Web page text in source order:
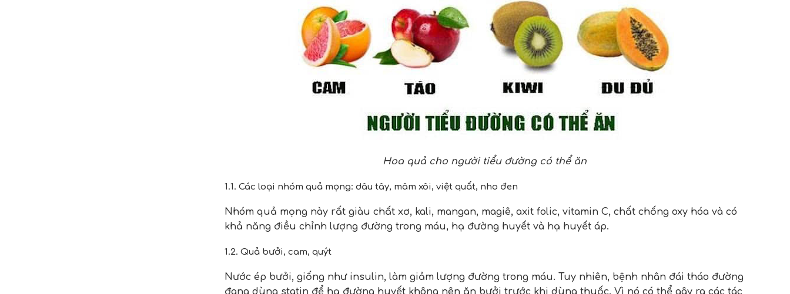
Hoa quả cho người tiểu đường có thể ăn
1.1. Các loại nhóm quả mọng: dâu tây, mâm xôi, việt quất, nho đen
Nhóm quả mọng này rất giàu chất xơ, kali, mangan, magiê, axit folic, vitamin C, chất chống oxy hóa và có
khả năng điều chỉnh lượng đường trong máu, hạ đường huyết và hạ huyết áp.
1.2. Quả bưởi, cam, quýt
Nước ép bưởi, giống như insulin, làm giảm lượng đường trong máu. Tuy nhiên, bệnh nhân đái tháo đường